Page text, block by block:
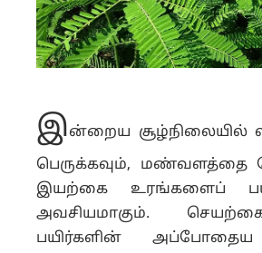
இன்றைய சூழ்நிலையில்
பெருக்கவும், மண்வளத்தை
இயற்கை உரங்களைப்
அவசியமாகும்.
பயிர்களின்